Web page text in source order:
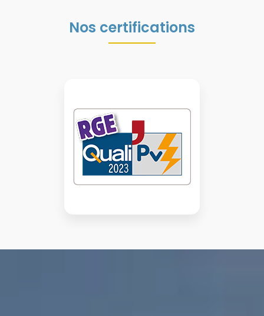
Nos certifications